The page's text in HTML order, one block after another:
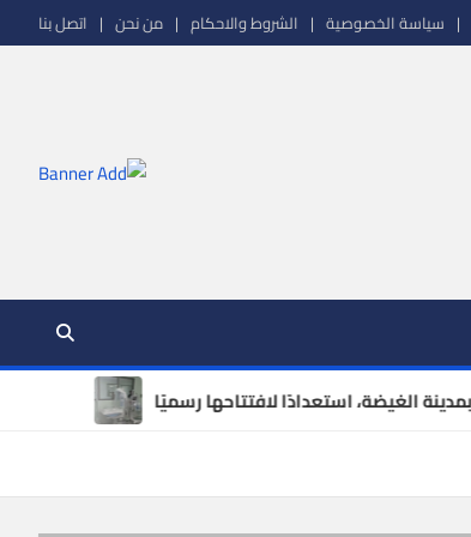
سياسة الخصوصية الشروط والاحكام من نحن اتصل بنا